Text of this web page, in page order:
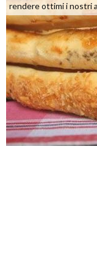
rendere ottimi i nostri